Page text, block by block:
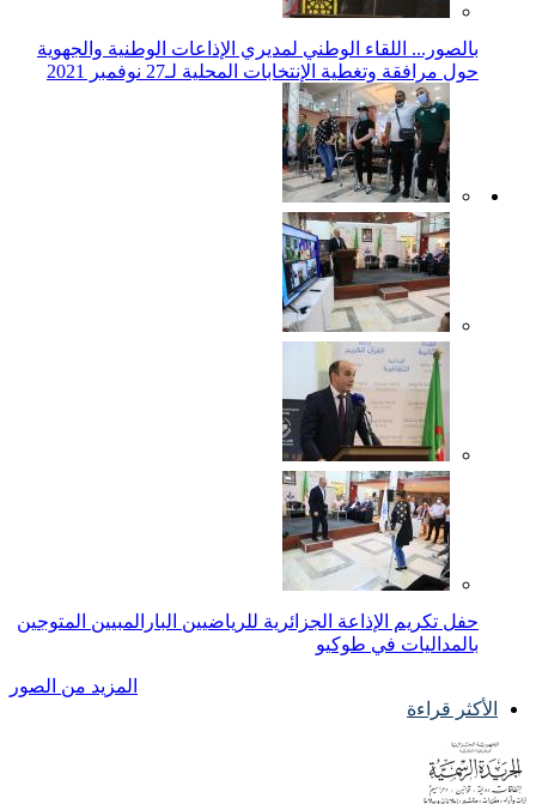
بالصور... اللقاء الوطني لمديري الإذاعات الوطنية والجهوية
حول مرافقة وتغطية الإنتخابات المحلية لـ27 نوفمبر 2021
حفل تكريم الإذاعة الجزائرية للرياضيين البارالمبيين المتوجين
بالمداليات في طوكيو
المزيد من الصور
الأكثر قراءة